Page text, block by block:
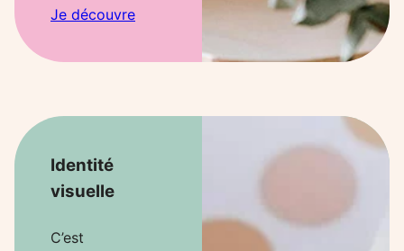
Je découvre
Identité
visuelle
C’est